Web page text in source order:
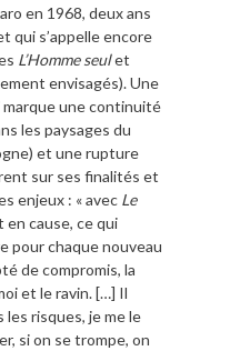
en 1968, deux ans
qui s’appelle encore
L’Homme seulet
envisagés). Une
une continuité
les paysages du
et une rupture
sur ses finalités et
enjeux : « avec Le
cause, ce qui
pour chaque nouveau
de compromis, la
et le ravin. […] Il
risques, je me le
si on se trompe, on